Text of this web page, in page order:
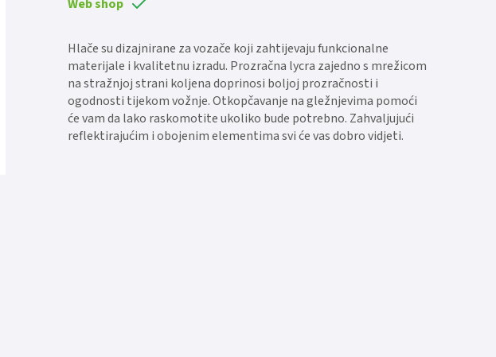
Web shop
Hlače su dizajnirane za vozače koji zahtijevaju funkcionalne
materijale i kvalitetnu izradu. Prozračna lycra zajedno s mrežicom
na stražnjoj strani koljena doprinosi boljoj prozračnosti i
ogodnosti tijekom vožnje. Otkopčavanje na gležnjevima pomoći
će vam da lako raskomotite ukoliko bude potrebno. Zahvaljujući
reflektirajućim i obojenim elementima svi će vas dobro vidjeti.